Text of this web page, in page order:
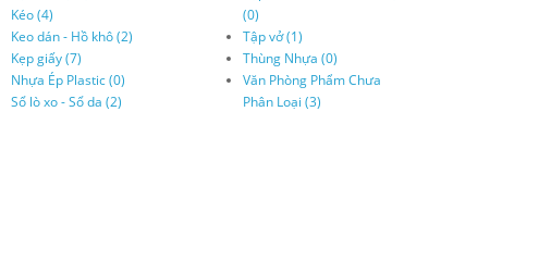
Kéo (4)
Keo dán - Hồ khô (2)
Kẹp giấy (7)
Nhựa Ép Plastic (0)
Sổ lò xo - Sổ da (2)
(0)
Tập vở (1)
Thùng Nhựa (0)
Văn Phòng Phẩm Chưa
Phân Loại (3)